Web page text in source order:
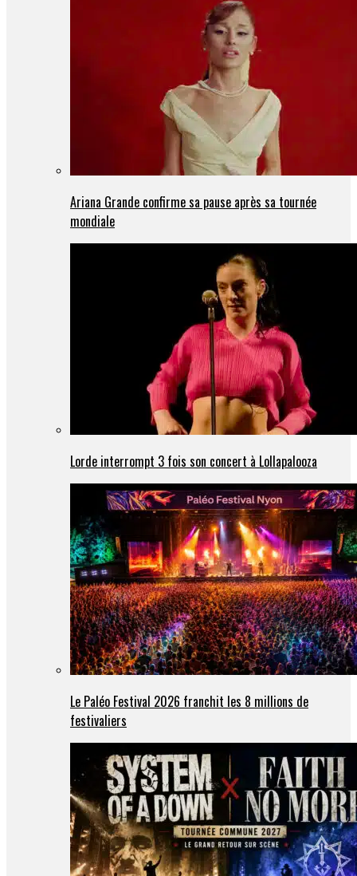
Ariana Grande confirme sa pause après sa tournée
mondiale
Lorde interrompt 3 fois son concert à Lollapalooza
Le Paléo Festival 2026 franchit les 8 millions de
festivaliers